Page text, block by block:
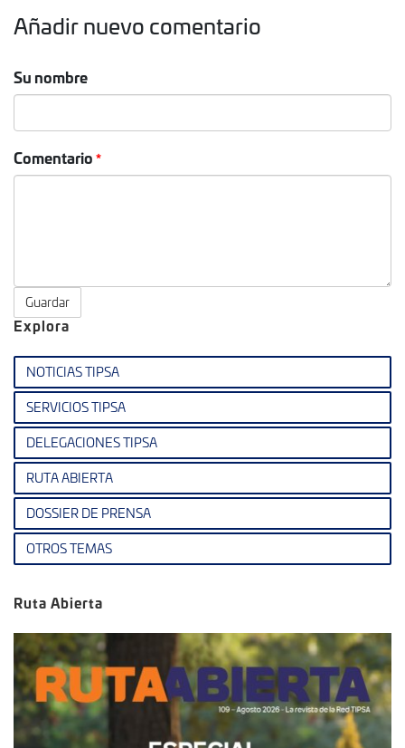
Añadir nuevo comentario
Su nombre
Comentario
Guardar
Explora
NOTICIAS TIPSA
SERVICIOS TIPSA
DELEGACIONES TIPSA
RUTA ABIERTA
DOSSIER DE PRENSA
OTROS TEMAS
Ruta Abierta